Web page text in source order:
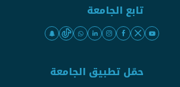
تابع الجامعة
حمّل تطبيق الجامعة